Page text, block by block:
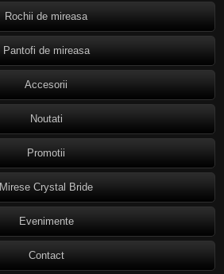
Rochii de mireasa
Pantofi de mireasa
Accesorii
Noutati
Promotii
Mirese Crystal Bride
Evenimente
Contact